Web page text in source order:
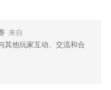
来自
其他玩家互动、交流和合